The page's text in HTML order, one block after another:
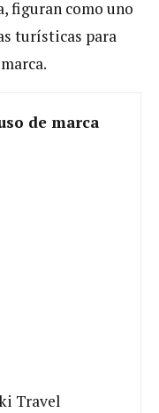
figuran como uno
turísticas para
de marca
Travel